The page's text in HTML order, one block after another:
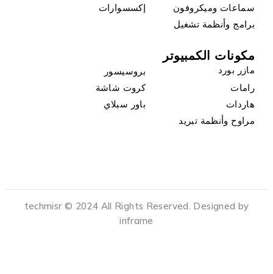
سماعات وميكروفون
إكسسوارات
برامج وأنظمة تشغيل
مكونات الكمبيوتر
مازر بورد
بروسيسور
رامات
كروت شاشة
هاردات
باور سبلاي
مراوح وأنظمة تبريد
techmisr © 2024 All Rights Reserved. Designed by
inframe